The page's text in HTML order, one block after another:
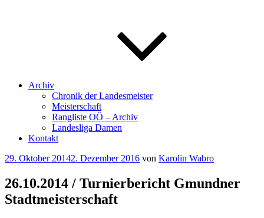
Archiv
Chronik der Landesmeister
Meisterschaft
Rangliste OÖ – Archiv
Landesliga Damen
Kontakt
Veröffentlicht
29. Oktober 20142. Dezember 2016 von Karolin Wabro
26.10.2014 / Turnierbericht Gmundner
Stadtmeisterschaft